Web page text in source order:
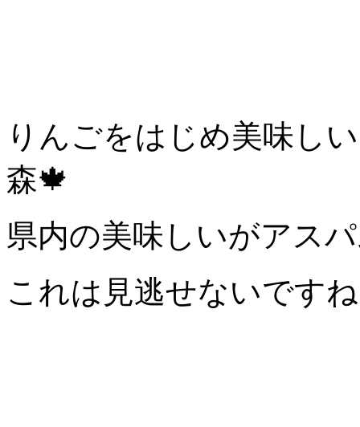
りんごをはじめ美味し
森🍁
県内の美味しいがアス
これは見逃せないです